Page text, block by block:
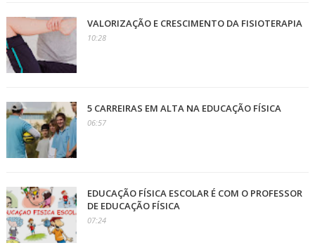
VALORIZAÇÃO E CRESCIMENTO DA FISIOTERAPIA
10:28
5 CARREIRAS EM ALTA NA EDUCAÇÃO FÍSICA
06:57
EDUCAÇÃO FÍSICA ESCOLAR É COM O PROFESSOR
DE EDUCAÇÃO FÍSICA
07:24